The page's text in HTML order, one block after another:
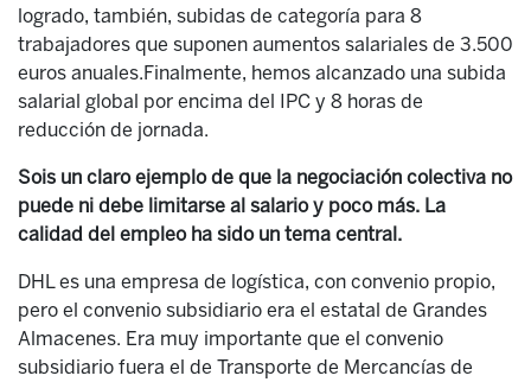
logrado, también, subidas de categoría para 8
trabajadores que suponen aumentos salariales de 3.500
euros anuales.Finalmente, hemos alcanzado una subida
salarial global por encima del IPC y 8 horas de
reducción de jornada.
Sois un claro ejemplo de que la negociación colectiva no
puede ni debe limitarse al salario y poco más. La
calidad del empleo ha sido un tema central.
DHL es una empresa de logística, con convenio propio,
pero el convenio subsidiario era el estatal de Grandes
Almacenes. Era muy importante que el convenio
subsidiario fuera el de Transporte de Mercancías de